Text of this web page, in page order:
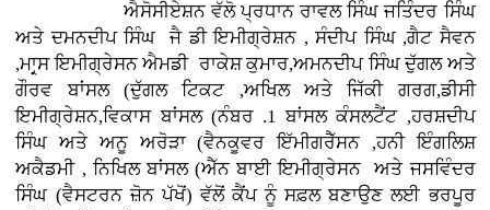
ਐਸੋਸੀਏਸ਼ਨ ਵੱਲੋ ਪ੍ਰਧਾਨ ਰਾਵਲ ਸਿੰਘ ਜਤਿੰਦਰ ਸਿੰਘ
ਅਤੇ ਦਮਨਦੀਪ ਸਿੰਘ ਜੈ ਡੀ ਇਮੀਗ੍ਰੇਸ਼ਨ , ਸੰਦੀਪ ਸਿੰਘ ,ਗੈਟ ਸੈਵਨ
,ਮਾਰ੍ਸ ਇਮੀਗ੍ਰੇਸਨ ਐਮਡੀ ਰਾਕੇਸ਼ ਕੁਮਾਰ,ਅਮਨਦੀਪ ਸਿੰਘ ਦੁੱਗਲ ਅਤੇ
ਗੌਰਵ ਬਾਂਸਲ (ਦੁੱਗਲ ਟਿਕਟ ,ਅਖਿਲ ਅਤੇ ਜਿੱਕੀ ਗਰਗ,ਡੀਸੀ
ਇਮੀਗ੍ਰੇਸ਼ਨ,ਵਿਕਾਸ ਬਾਂਸਲ (ਨੰਬਰ .1 ਬਾਂਸਲ ਕੰਸਲਟੈਂਟ ,ਹਰਸ਼ਦੀਪ
ਸਿੰਘ ਅਤੇ ਅਨੂ ਅਰੋੜਾ (ਵੈਨਕੂਵਰ ਇੱਮੀਗਰੈੱਸਨ ,ਹਨੀ ਇੰਗਲਿਸ਼
ਅਕੈਡਮੀ , ਨਿਖਿਲ ਬਾਂਸਲ (ਐੱਨ ਬਾਈ ਇਮੀਗ੍ਰੇਸਨ ਅਤੇ ਜਸਵਿੰਦਰ
ਸਿੰਘ (ਵੈਸਟਰਨ ਜ਼ੋਨ ਪੱਖੋਂ) ਵੱਲੋਂ ਕੈਂਪ ਨੂੰ ਸਫ਼ਲ ਬਣਾਉਣ ਲਈ ਭਰਪੂਰ